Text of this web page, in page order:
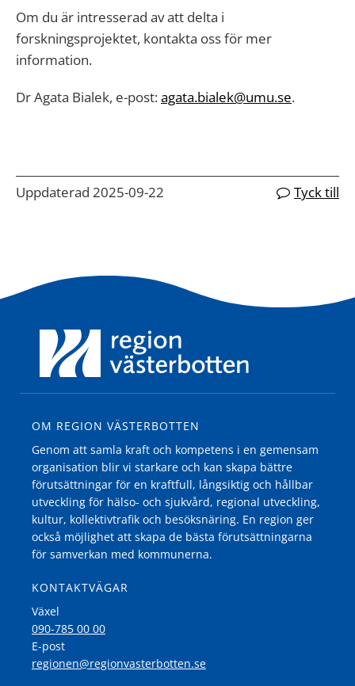
Om du är intresserad av att delta i
forskningsprojektet, kontakta oss för mer
information.
Dr Agata Bialek, e-post:agata.bialek@umu.se.
Uppdaterad 2025-09-22 Tyck till
OM REGION VÄSTERBOTTEN
Genom att samla kraft och kompetens i en gemensam
organisation blir vi starkare och kan skapa bättre
förutsättningar för en kraftfull, långsiktig och hållbar
utveckling för hälso- och sjukvård, regional utveckling,
kultur, kollektivtrafik och besöksnäring. En region ger
också möjlighet att skapa de bästa förutsättningarna
för samverkan med kommunerna.
KONTAKTVÄGAR
Växel
090-785 00 00
E-post
regionen@regionvasterbotten.se